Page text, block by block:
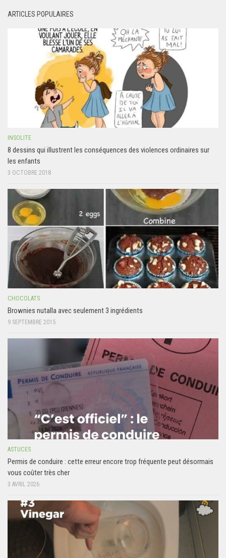
ARTICLES POPULAIRES
INSOLITE
8 dessins qui illustrent les conséquences des violences ordinaires sur
les enfants
3 OCTOBRE 2018
CHOCOLATS
Brownies nutalla avec seulement 3 ingrédients
9 SEPTEMBRE 2015
ASTUCES
Permis de conduire : cette erreur encore trop fréquente peut désormais
vous coûter très cher
3 AVRIL 2026